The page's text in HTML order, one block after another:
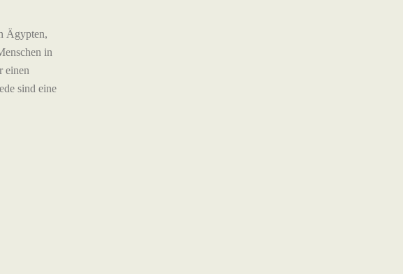
Ägypten,
in
einen
sind eine